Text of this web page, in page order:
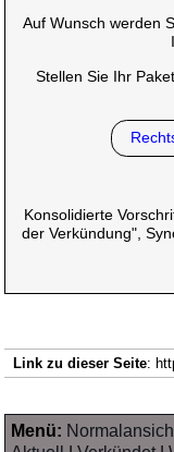
Auf Wunsch werden
Stellen Sie Ihr
Konsolidierte
der Verkündung",
Link zu dieser Seite:
Menü: